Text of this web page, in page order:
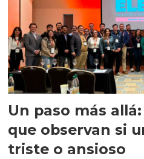
Un paso más
que observan si
triste o ansioso